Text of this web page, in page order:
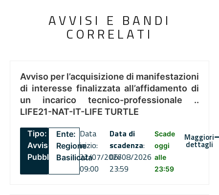
AVVISI E BANDI
CORRELATI
Avviso per l’acquisizione di manifestazioni
di interesse finalizzata all’affidamento di
un incarico tecnico-professionale ..
LIFE21-NAT-IT-LIFE TURTLE
Tipo:
Avviso
Pubblico
Ente:
Regione
Basilicata
Data
inizio:
22/07/2026
09:00
Data di
scadenza:
06/08/2026
23:59
Scade
oggi
alle
23:59
Maggiori
dettagli